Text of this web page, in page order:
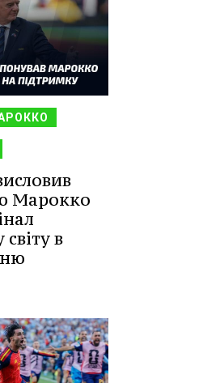
Марокко
в